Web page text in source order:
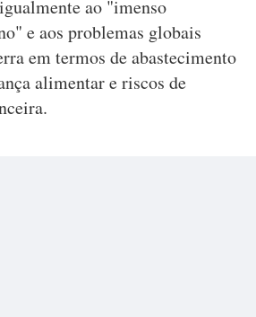
ao "imenso
e aos problemas globais
em termos de abastecimento
alimentar e riscos de